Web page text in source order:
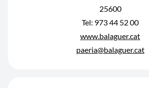
25600
Tel: 973 44 52 00
www.balaguer.cat
paeria@balaguer.cat